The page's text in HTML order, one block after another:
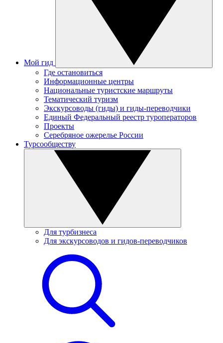
Мой гид
Где остановиться
Информационные центры
Национальные туристские маршруты
Тематический туризм
Экскурсоводы (гиды) и гиды-переводчики
Единый Федеральный реестр туроператоров
Проекты
Серебряное ожерелье России
Турсообществу
Для турбизнеса
Для экскурсоводов и гидов-переводчиков